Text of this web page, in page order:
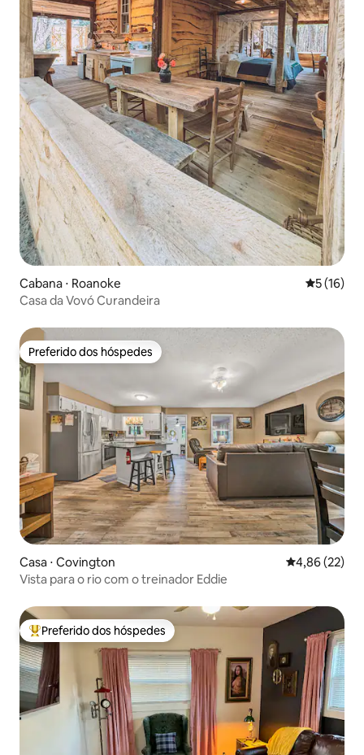
Cabana ⋅ Roanoke 5 de uma
5 (16)
Casa da Vovó Curandeira
Preferido dos hóspedes
Preferido dos hóspedes
Casa ⋅ Covington 4,86 de uma
4,86 (22)
Vista para o rio com o treinador Eddie
Entre os melhores preferidos dos hóspedes
Preferido dos hóspedes